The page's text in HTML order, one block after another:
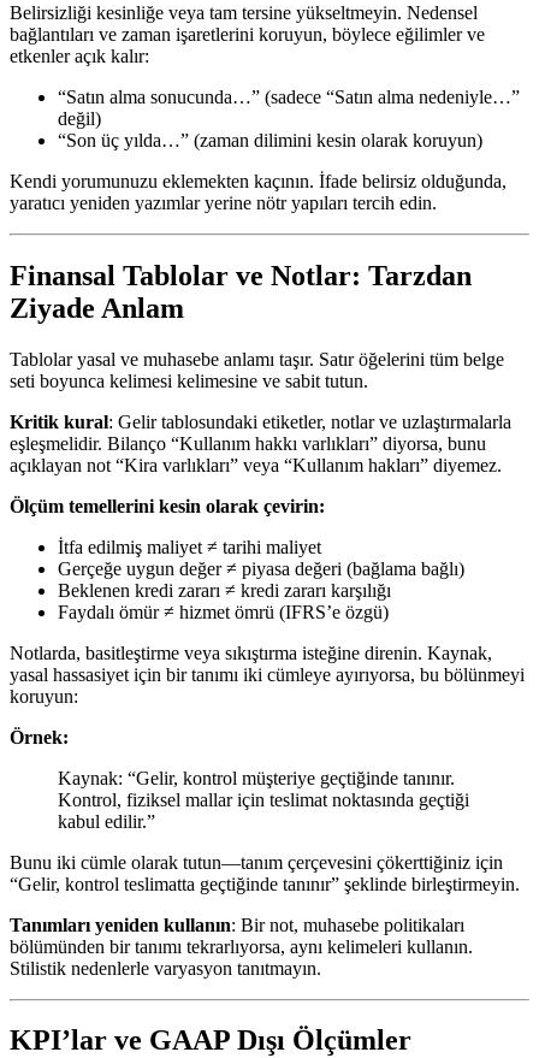
Belirsizliği kesinliğe veya tam tersine yükseltmeyin. Nedensel
bağlantıları ve zaman işaretlerini koruyun, böylece eğilimler ve
etkenler açık kalır:
“Satın alma sonucunda…” (sadece “Satın alma nedeniyle…”
değil)
“Son üç yılda…” (zaman dilimini kesin olarak koruyun)
Kendi yorumunuzu eklemekten kaçının. İfade belirsiz olduğunda,
yaratıcı yeniden yazımlar yerine nötr yapıları tercih edin.
Finansal Tablolar ve Notlar: Tarzdan
Ziyade Anlam
Tablolar yasal ve muhasebe anlamı taşır. Satır öğelerini tüm belge
seti boyunca kelimesi kelimesine ve sabit tutun.
Kritik kural: Gelir tablosundaki etiketler, notlar ve uzlaştırmalarla
eşleşmelidir. Bilanço “Kullanım hakkı varlıkları” diyorsa, bunu
açıklayan not “Kira varlıkları” veya “Kullanım hakları” diyemez.
Ölçüm temellerini kesin olarak çevirin:
İtfa edilmiş maliyet ≠ tarihi maliyet
Gerçeğe uygun değer ≠ piyasa değeri (bağlama bağlı)
Beklenen kredi zararı ≠ kredi zararı karşılığı
Faydalı ömür ≠ hizmet ömrü (IFRS’e özgü)
Notlarda, basitleştirme veya sıkıştırma isteğine direnin. Kaynak,
yasal hassasiyet için bir tanımı iki cümleye ayırıyorsa, bu bölünmeyi
koruyun:
Örnek:
Kaynak: “Gelir, kontrol müşteriye geçtiğinde tanınır.
Kontrol, fiziksel mallar için teslimat noktasında geçtiği
kabul edilir.”
Bunu iki cümle olarak tutun—tanım çerçevesini çökerttiğiniz için
“Gelir, kontrol teslimatta geçtiğinde tanınır” şeklinde birleştirmeyin.
Tanımları yeniden kullanın: Bir not, muhasebe politikaları
bölümünden bir tanımı tekrarlıyorsa, aynı kelimeleri kullanın.
Stilistik nedenlerle varyasyon tanıtmayın.
KPI’lar ve GAAP Dışı Ölçümler